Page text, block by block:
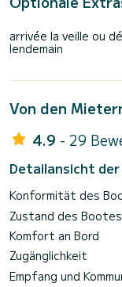
arrivée la veille ou
lendemain
Von den
4.9 - 29
Detailansicht der
Konformität des
Zustand des Bootes
Komfort an Bord
Zugänglichkeit
Empfang und